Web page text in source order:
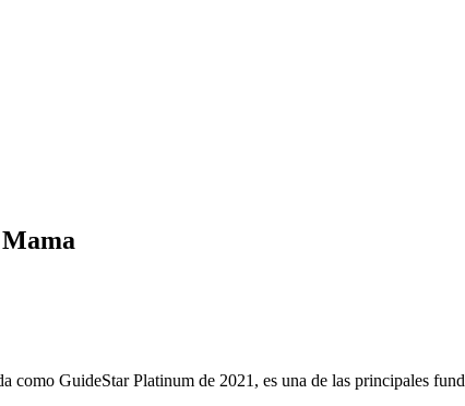
GuideStar Platinum de 2021, es una de las principales